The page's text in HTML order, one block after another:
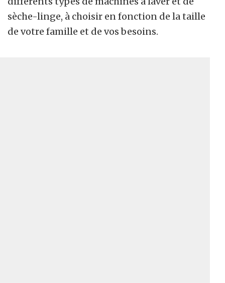
sèche-linge, à choisir en fonction de la taille
de votre famille et de vos besoins.